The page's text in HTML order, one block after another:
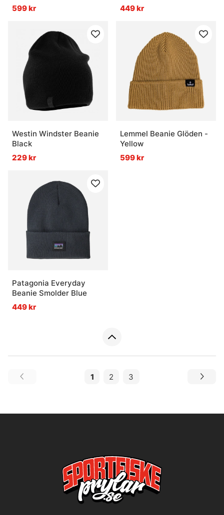
599 kr
449 kr
Westin Windster Beanie
Black
229 kr
Lemmel Beanie Glöden -
Yellow
599 kr
Patagonia Everyday
Beanie Smolder Blue
449 kr
1 2 3